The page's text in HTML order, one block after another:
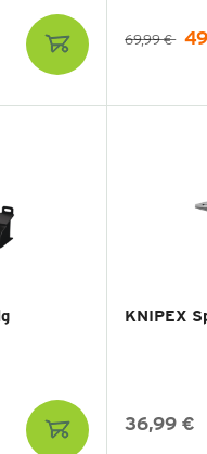
69,99 €
KNIPEX
36,99 €